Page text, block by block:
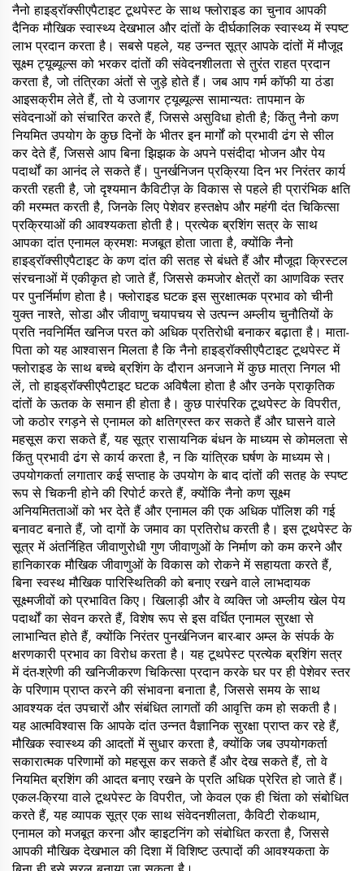
नैनो हाइड्रॉक्सीएपैटाइट टूथपेस्ट के साथ फ्लोराइड का चुनाव आपकी
दैनिक मौखिक स्वास्थ्य देखभाल और दांतों के दीर्घकालिक स्वास्थ्य में स्पष्ट
लाभ प्रदान करता है। सबसे पहले, यह उन्नत सूत्र आपके दांतों में मौजूद
सूक्ष्म ट्यूब्यूल्स को भरकर दांतों की संवेदनशीलता से तुरंत राहत प्रदान
करता है, जो तंत्रिका अंतों से जुड़े होते हैं। जब आप गर्म कॉफी या ठंडा
आइसक्रीम लेते हैं, तो ये उजागर ट्यूब्यूल्स सामान्यतः तापमान के
संवेदनाओं को संचारित करते हैं, जिससे असुविधा होती है; किंतु नैनो कण
नियमित उपयोग के कुछ दिनों के भीतर इन मार्गों को प्रभावी ढंग से सील
कर देते हैं, जिससे आप बिना झिझक के अपने पसंदीदा भोजन और पेय
पदार्थों का आनंद ले सकते हैं। पुनर्खनिजन प्रक्रिया दिन भर निरंतर कार्य
करती रहती है, जो दृश्यमान कैविटीज़ के विकास से पहले ही प्रारंभिक क्षति
की मरम्मत करती है, जिनके लिए पेशेवर हस्तक्षेप और महंगी दंत चिकित्सा
प्रक्रियाओं की आवश्यकता होती है। प्रत्येक ब्रशिंग सत्र के साथ
आपका दांत एनामल क्रमशः मजबूत होता जाता है, क्योंकि नैनो
हाइड्रॉक्सीएपैटाइट के कण दांत की सतह से बंधते हैं और मौजूदा क्रिस्टल
संरचनाओं में एकीकृत हो जाते हैं, जिससे कमजोर क्षेत्रों का आणविक स्तर
पर पुनर्निर्माण होता है। फ्लोराइड घटक इस सुरक्षात्मक प्रभाव को चीनी
युक्त नाश्ते, सोडा और जीवाणु चयापचय से उत्पन्न अम्लीय चुनौतियों के
प्रति नवनिर्मित खनिज परत को अधिक प्रतिरोधी बनाकर बढ़ाता है। माता-
पिता को यह आश्वासन मिलता है कि नैनो हाइड्रॉक्सीएपैटाइट टूथपेस्ट में
फ्लोराइड के साथ बच्चे ब्रशिंग के दौरान अनजाने में कुछ मात्रा निगल भी
लें, तो हाइड्रॉक्सीएपैटाइट घटक अविषैला होता है और उनके प्राकृतिक
दांतों के ऊतक के समान ही होता है। कुछ पारंपरिक टूथपेस्ट के विपरीत,
जो कठोर रगड़ने से एनामल को क्षतिग्रस्त कर सकते हैं और घासने वाले
महसूस करा सकते हैं, यह सूत्र रासायनिक बंधन के माध्यम से कोमलता से
किंतु प्रभावी ढंग से कार्य करता है, न कि यांत्रिक घर्षण के माध्यम से।
उपयोगकर्ता लगातार कई सप्ताह के उपयोग के बाद दांतों की सतह के स्पष्ट
रूप से चिकनी होने की रिपोर्ट करते हैं, क्योंकि नैनो कण सूक्ष्म
अनियमितताओं को भर देते हैं और एनामल की एक अधिक पॉलिश की गई
बनावट बनाते हैं, जो दागों के जमाव का प्रतिरोध करती है। इस टूथपेस्ट के
सूत्र में अंतर्निहित जीवाणुरोधी गुण जीवाणुओं के निर्माण को कम करने और
हानिकारक मौखिक जीवाणुओं के विकास को रोकने में सहायता करते हैं,
बिना स्वस्थ मौखिक पारिस्थितिकी को बनाए रखने वाले लाभदायक
सूक्ष्मजीवों को प्रभावित किए। खिलाड़ी और वे व्यक्ति जो अम्लीय खेल पेय
पदार्थों का सेवन करते हैं, विशेष रूप से इस वर्धित एनामल सुरक्षा से
लाभान्वित होते हैं, क्योंकि निरंतर पुनर्खनिजन बार-बार अम्ल के संपर्क के
क्षरणकारी प्रभाव का विरोध करता है। यह टूथपेस्ट प्रत्येक ब्रशिंग सत्र
में दंत-श्रेणी की खनिजीकरण चिकित्सा प्रदान करके घर पर ही पेशेवर स्तर
के परिणाम प्राप्त करने की संभावना बनाता है, जिससे समय के साथ
आवश्यक दंत उपचारों और संबंधित लागतों की आवृत्ति कम हो सकती है।
यह आत्मविश्वास कि आपके दांत उन्नत वैज्ञानिक सुरक्षा प्राप्त कर रहे हैं,
मौखिक स्वास्थ्य की आदतों में सुधार करता है, क्योंकि जब उपयोगकर्ता
सकारात्मक परिणामों को महसूस कर सकते हैं और देख सकते हैं, तो वे
नियमित ब्रशिंग की आदत बनाए रखने के प्रति अधिक प्रेरित हो जाते हैं।
एकल-क्रिया वाले टूथपेस्ट के विपरीत, जो केवल एक ही चिंता को संबोधित
करते हैं, यह व्यापक सूत्र एक साथ संवेदनशीलता, कैविटी रोकथाम,
एनामल को मजबूत करना और व्हाइटनिंग को संबोधित करता है, जिससे
आपकी मौखिक देखभाल की दिशा में विशिष्ट उत्पादों की आवश्यकता के